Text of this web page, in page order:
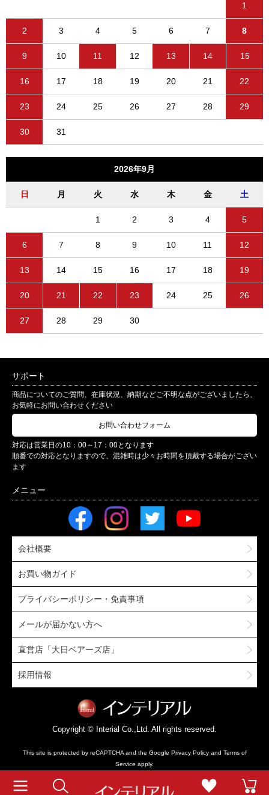
1
2 3 4 5 6 7 8
9 10 11 12 13 14 15
16 17 18 19 20 21 22
23 24 25 26 27 28 29
30 31
2026年9月
日 月 火 水 木 金 土
1 2 3 4 5
6 7 8 9 10 11 12
13 14 15 16 17 18 19
20 21 22 23 24 25 26
27 28 29 30
サポート
商品についてのご質問、在庫状況、納期などご不明な点がございましたら、
お気軽にお問い合わせください
お問い合わせフォーム
対応は営業日の10：00～17：00となります
順番での対応となりますので、混雑時は少々お時間を頂戴する場合がござい
ます
会社概要
お買い物ガイド
プライバシーポリシー・免責事項
メールが届かない方へ
直営店「大日ベアーズ店」
採用情報
Copyright © Interial Co.,Ltd. All rights reserved.
This site is protected by reCAPTCHA and the Google Privacy Policyand Terms of
Service apply.